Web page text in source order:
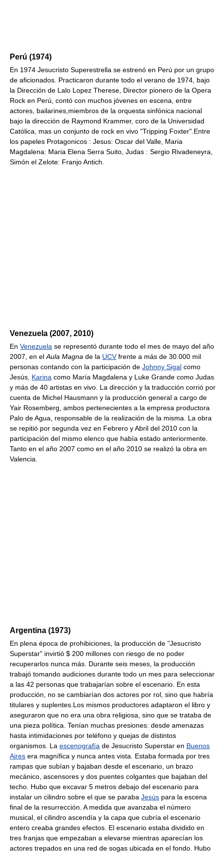
Perú (1974)
En 1974 Jesucristo Superestrella se estrenó en Perú por un grupo
de aficionados. Practicaron durante todo el verano de 1974, bajo
la Dirección de Lalo Lopez Therese, Director pionero de la Opera
Rock en Perú, contó con muchos jóvenes en escena, entre
actores, bailarines,miembros de la orquesta sinfónica nacional
bajo la dirección de Raymond Krammer, coro de la Universidad
Católica, mas un conjunto de rock en vivo "Tripping Foxter".Entre
los papeles Protagonicos : Jesus: Oscar del Valle, Maria
Magdalena: Maria Elena Serra Suito, Judas : Sergio Rivadeneyra,
Simón el Zelote: Franjo Antich.
Venezuela (2007, 2010)
En Venezuela se representó durante todo el mes de mayo del año
2007, en elAula Magna de la UCVfrente a más de 30.000 mil
personas contando con la participación de Johnny Sigal como
Jesús, Karina como María Magdalena y Luke Grande como Judas
y más de 40 artistas en vivo. La dirección y la traducción corrió por
cuenta de Michel Hausmann y la producción general a cargo de
Yair Rosemberg, ambos pertenecientes a la empresa productora
Palo de Agua, responsable de la realización de la misma. La obra
se repitió por segunda vez en Febrero y Abril del 2010 con la
participación del mismo elenco que había estado anteriormente.
Tanto en el año 2007 como en el año 2010 se realizó la obra en
Valencia.
Argentina (1973)
En plena época de prohibiciones, la producción de "Jesucristo
Superstar" invirtió $ 200 millones con riesgo de no poder
recuperarlos nunca más. Durante seis meses, la producción
trabajó tomando audiciones durante todo un mes para seleccionar
a las 42 personas que trabajarían sobre el escenario. En esta
producción, no se cambiarían dos actores por rol, sino que habría
titulares y suplentes.Los mismos productores adaptaron el libro y
aseguraron que no era una obra religiosa, sino que se trataba de
una pieza política. Tenían muchas presiones: desde amenazas
hasta intimidaciones por teléfono y quejas de distintos
organismos. La escenografía de Jesucristo Superstar en Buenos
Aires era magnífica y nunca antes vista. Estaba formada por tres
rampas que subían y bajaban desde el escenario, un brazo
mecánico, ascensores y dos puentes colgantes que bajaban del
techo. Hubo que excavar 5 metros debajo del escenario para
instalar un cilindro sobre el que se paraba Jesús para la escena
final de la resurrección. A medida que avanzaba el número
musical, el cilindro ascendía y la capa que cubría el escenario
entero creaba grandes efectos. El escenario estaba dividido en
tres franjas que empezaban a elevarse mientras aparecían los
actores trepados en una red de sogas ubicada en el fondo. Hubo